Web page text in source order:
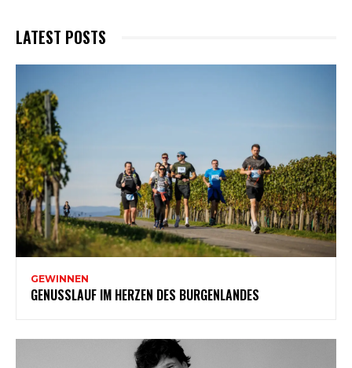
LATEST POSTS
GEWINNEN
GENUSSLAUF IM HERZEN DES BURGENLANDES